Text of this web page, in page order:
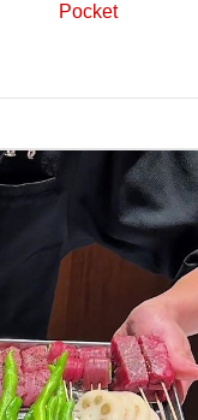
Pocket